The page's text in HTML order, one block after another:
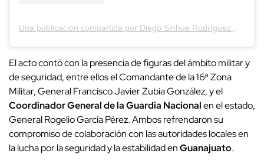
El acto contó con la presencia de figuras del ámbito militar y
de seguridad, entre ellos el Comandante de la 16ª Zona
Militar, General Francisco Javier Zubia González, y el
Coordinador General de la Guardia Nacionalen el estado,
General Rogelio García Pérez. Ambos refrendaron su
compromiso de colaboración con las autoridades locales en
la lucha por la seguridad y la estabilidad enGuanajuato.